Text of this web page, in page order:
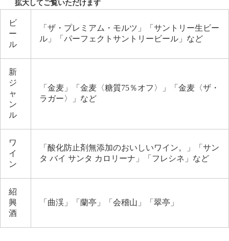
ビ
ー
ル
「ザ・プレミアム・モルツ」「サントリー生ビー
ル」「パーフェクトサントリービール」など
新
ジ
ャ
ン
ル
「金麦」「金麦〈糖質75％オフ〉」「金麦〈ザ・
ラガー〉」など
ワ
イ
ン
「酸化防止剤無添加のおいしいワイン。」「サン
タ バイ サンタ カロリーナ」「フレシネ」など
紹
興
酒
「曲渓」「蘭亭」「会稽山」「翠亭」